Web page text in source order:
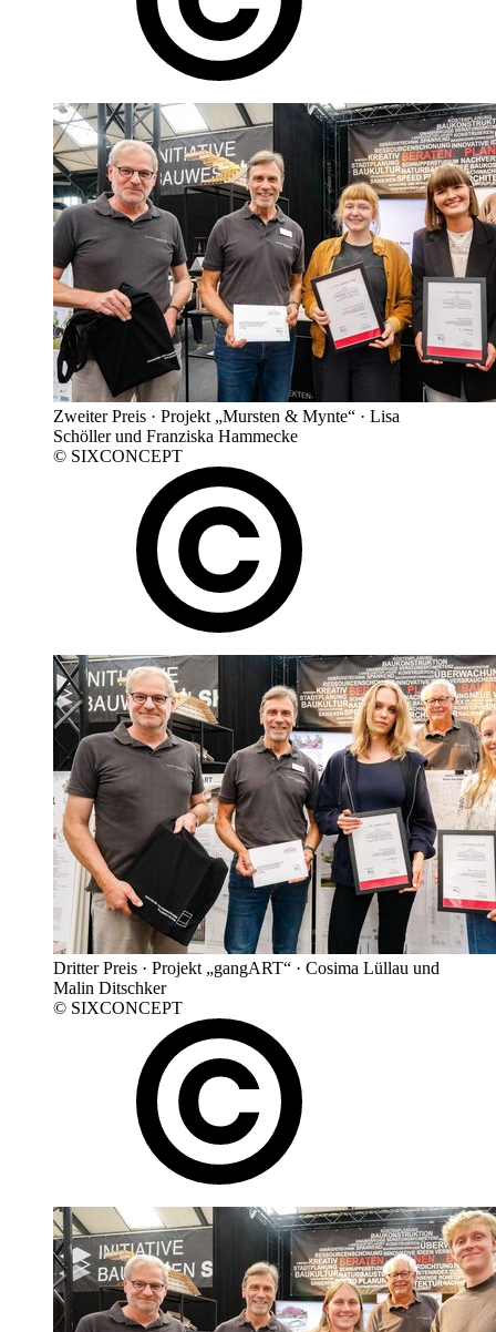
Zweiter Preis · Projekt „Mursten & Mynte“ · Lisa
Schöller und Franziska Hammecke
© SIXCONCEPT
Dritter Preis · Projekt „gangART“ · Cosima Lüllau und
Malin Ditschker
© SIXCONCEPT